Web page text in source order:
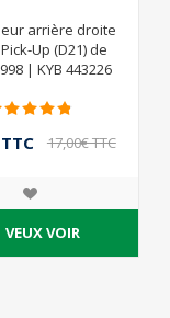
arrière droite
Up (D21) de
| KYB 443226
17,00€ TTC
VEUX VOIR